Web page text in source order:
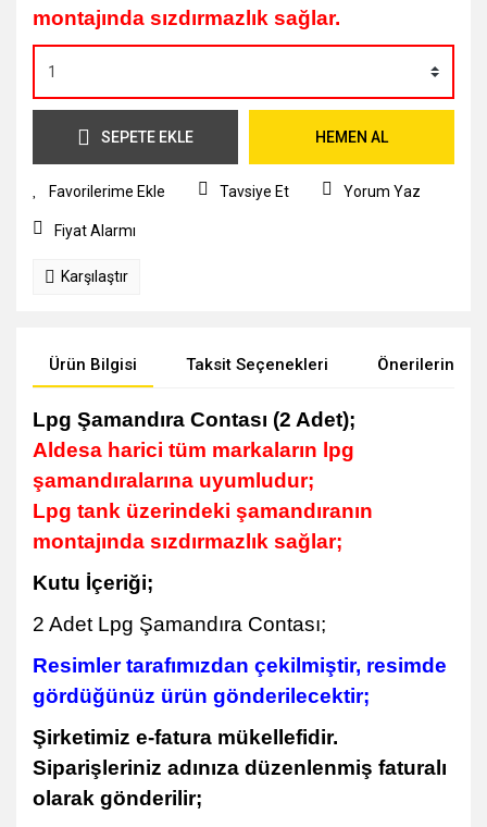
montajında sızdırmazlık sağlar.
SEPETE EKLE HEMEN AL
Tavsiye Et Yorum Yaz
Fiyat Alarmı
Karşılaştır
Ürün Bilgisi Taksit Seçenekleri Önerileriniz
Lpg Şamandıra Contası (2 Adet);
Aldesa harici tüm markaların lpg
şamandıralarına uyumludur;
Lpg tank üzerindeki şamandıranın
montajında sızdırmazlık sağlar;
Kutu İçeriği;
2 Adet Lpg Şamandıra Contası;
Resimler tarafımızdan çekilmiştir, resimde
gördüğünüz ürün gönderilecektir;
Şirketimiz e-fatura mükellefidir.
Siparişleriniz adınıza düzenlenmiş faturalı
olarak gönderilir;